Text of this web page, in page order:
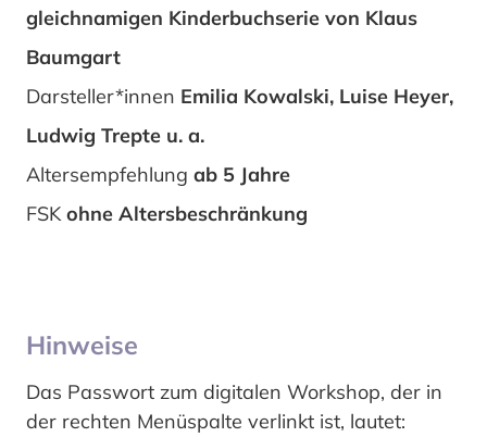
gleichnamigen Kinderbuchserie von Klaus
Baumgart
Darsteller*innen Emilia Kowalski, Luise Heyer,
Ludwig Trepte u. a.
Altersempfehlung ab 5 Jahre
FSK ohne Altersbeschränkung
Hinweise
Das Passwort zum digitalen Workshop, der in
der rechten Menüspalte verlinkt ist, lautet: